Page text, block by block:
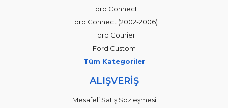
Ford Connect
Ford Connect (2002-2006)
Ford Courier
Ford Custom
Tüm Kategoriler
ALIŞVERİŞ
Mesafeli Satış Sözleşmesi